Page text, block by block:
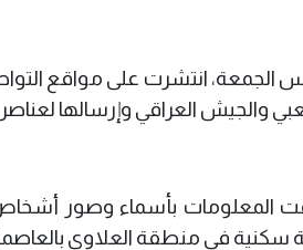
الجمعة، انتشرت على مواقع
والجيش العراقي وإرسالها
المعلومات بأسماء وصور أشخاص
في منطقة العلاوي